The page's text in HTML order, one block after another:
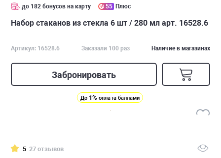
до 182 бонусов на карту 55 Плюс
Набор стаканов из стекла 6 шт / 280 мл арт. 16528.6
Артикул: 16528.6 Заказали 100 раз Наличие в магазинах
Забронировать
До 1% оплата баллами
5 27 отзывов